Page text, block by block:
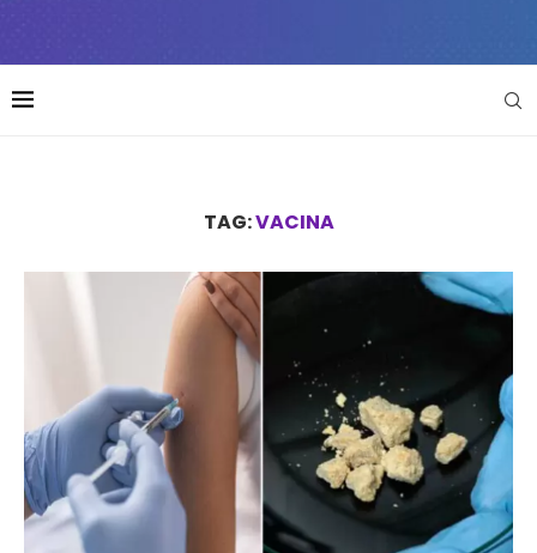
TAG:VACINA